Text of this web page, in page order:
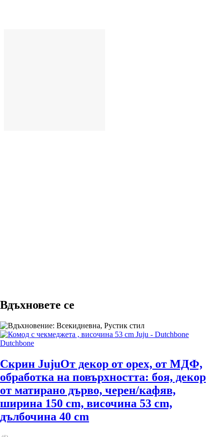
Вдъхновете се
Dutchbone
Скрин JujuОт декор от орех, от МДФ,
oбработка на повърхността: боя, декор
от матирано дърво, черен/кафяв,
ширина 150 cm, височина 53 cm,
дълбочина 40 cm